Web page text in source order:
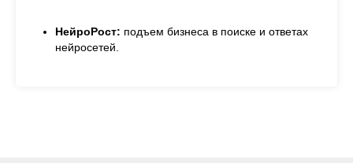
НейроРост: подъем бизнеса в поиске и ответах
нейросетей.